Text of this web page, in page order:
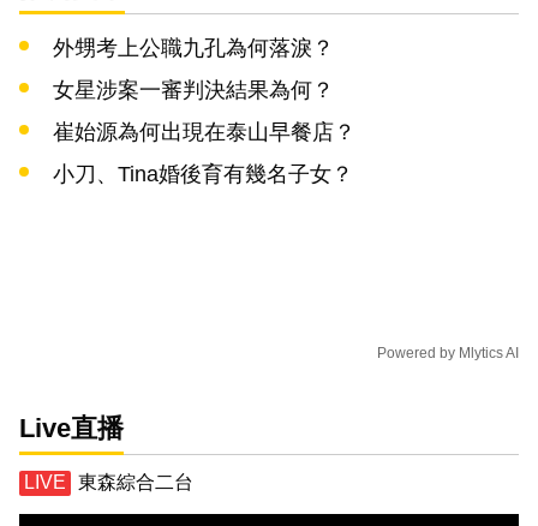
外甥考上公職九孔為何落淚？
女星涉案一審判決結果為何？
崔始源為何出現在泰山早餐店？
小刀、Tina婚後育有幾名子女？
Powered by Mlytics AI
Live直播
東森綜合二台